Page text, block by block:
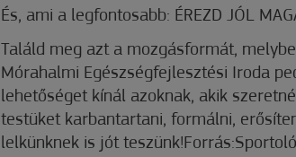
És, ami a legfontosabb: ÉREZD JÓL
Találd meg azt a mozgásformát,
Mórahalmi Egészségfejlesztési Iroda
lehetőséget kínál azoknak, akik
testüket karbantartani, formálni,
lelkünknek is jót